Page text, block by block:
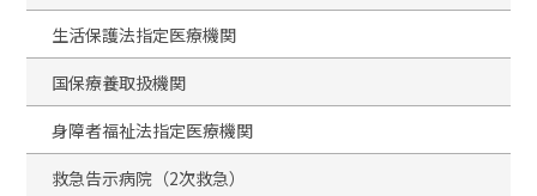
生活保護法指定医療機関
国保療養取扱機関
身障者福祉法指定医療機関
救急告示病院（2次救急）